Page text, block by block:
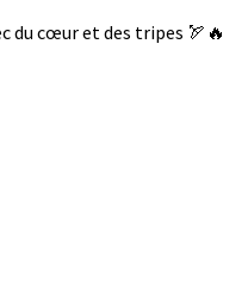
du cœur et des tripes 🏹🔥